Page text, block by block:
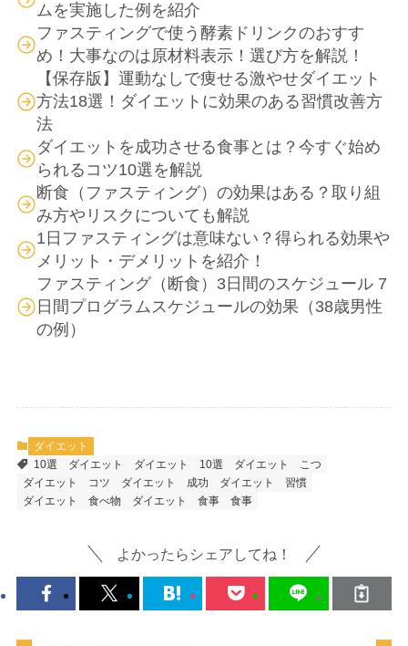
ムを実施した例を紹介
ファスティングで使う酵素ドリンクのおすす
め！大事なのは原材料表示！選び方を解説！
【保存版】運動なしで痩せる激やせダイエット
方法18選！ダイエットに効果のある習慣改善方
法
ダイエットを成功させる食事とは？今すぐ始め
られるコツ10選を解説
断食（ファスティング）の効果はある？取り組
み方やリスクについても解説
1日ファスティングは意味ない？得られる効果や
メリット・デメリットを紹介！
ファスティング（断食）3日間のスケジュール 7
日間プログラムスケジュールの効果（38歳男性
の例）
ダイエット
10選
ダイエット ダイエット 10選
ダイエット こつ
ダイエット コツ
ダイエット 成功
ダイエット 習慣
ダイエット 食べ物
ダイエット 食事 食事
よかったらシェアしてね！